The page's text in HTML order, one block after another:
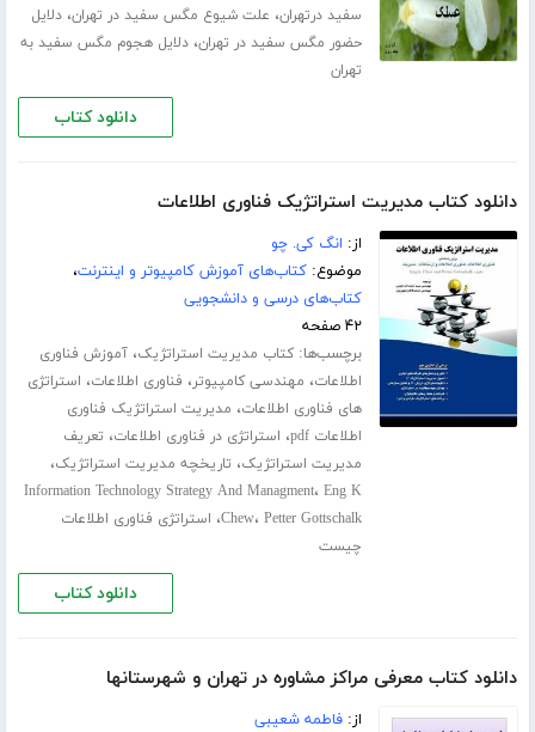
سفید درتهران، علت شیوع مگس سفید در تهران،دلایل
حضور مگس سفید در تهران،دلایل هجوم مگس سفید به
تهران
دانلود کتاب
دانلود کتاب مدیریت استراتژیک فناوری اطلاعات
از: انگ کی. چو
موضوع:کتاب‌های آموزش کامپیوتر و اینترنت،
کتاب‌های درسی و دانشجویی
۴۲ صفحه
برچسب‌ها:کتاب مدیریت استراتژیک،آموزش فناوری
اطلاعات، مهندسی کامپیوتر، فناوری اطلاعات، استراتژی
های فناوری اطلاعات، مدیریت استراتژیک فناوری
اطلاعات pdf
، استراتژی در فناوری اطلاعات، تعریف
مدیریت استراتژیک، تاریخچه مدیریت استراتژیک،
Information Technology Strategy And Managment، Eng K
Chew، Petter Gottschalk ، استراتژی فناوری اطلاعات
چیست
دانلود کتاب
دانلود کتاب معرفی مراکز مشاوره در تهران و شهرستانها
از:فاطمه شعیبی